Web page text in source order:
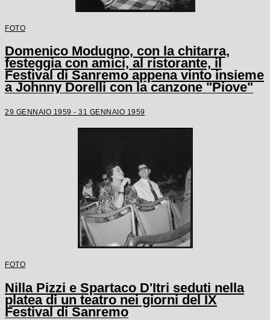
FOTO
Domenico Modugno, con la chitarra,
festeggia con amici, al ristorante, il
Festival di Sanremo appena vinto insieme
a Johnny Dorelli con la canzone "Piove"
29 GENNAIO 1959 - 31 GENNAIO 1959
FOTO
Nilla Pizzi e Spartaco D'Itri seduti nella
platea di un teatro nei giorni del IX
Festival di Sanremo